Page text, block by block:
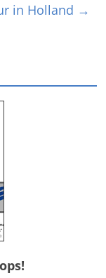
in Holland →